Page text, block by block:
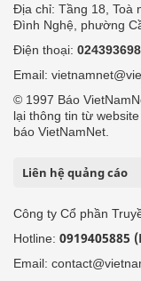
Địa chỉ: Tầng 18, Toà
Đình Nghệ, phường
Điện thoại:
Email:
© 1997 Báo
lại thông tin từ
báo VietNamNet.
Liên hệ quảng cáo
Công ty Cổ phần
Hotline: 0919405885
Email: